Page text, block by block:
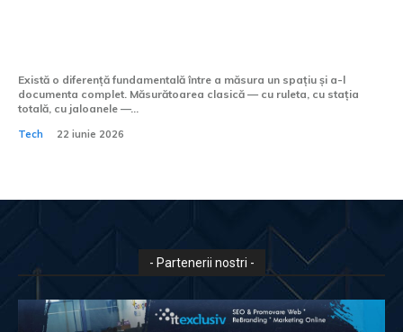
Există o diferență fundamentală între a măsura un spațiu și a-l
documenta complet. Măsurătoarea clasică — cu ruleta, cu stația
totală, cu jaloanele —...
Tech 22 iunie 2026
- Partenerii nostri -